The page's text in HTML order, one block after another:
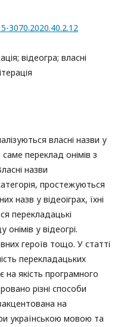
3070.2020.40.2.12
відеогра; власні
власні назви у
переклад онімів з
назви
простежуються
назв у відеоіграх, їхні
перекладацькі
у відеогрі.
героїв тощо. У статті
перекладацьких
на якість програмного
різні способи
на
українською мовою та